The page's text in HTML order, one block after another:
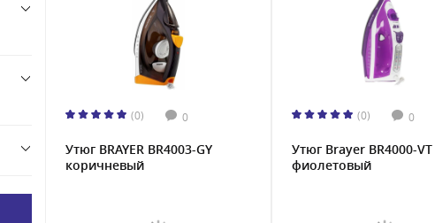
(0) 0
Утюг BRAYER BR4003-GY
коричневый
(0) 0
Утюг Brayer BR4000-VT
фиолетовый